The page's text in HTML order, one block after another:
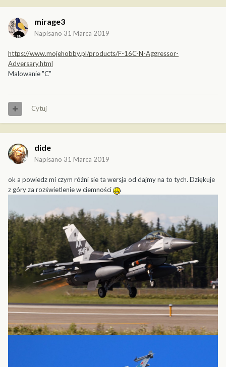
mirage3
Napisano 31 Marca 2019
https://www.mojehobby.pl/products/F-16C-N-Aggressor-
Adversary.html
Malowanie "C"
Cytuj
dide
Napisano 31 Marca 2019
ok a powiedz mi czym różni sie ta wersja od dajmy na to tych. Dziękuje
z góry za rozświetlenie w ciemności